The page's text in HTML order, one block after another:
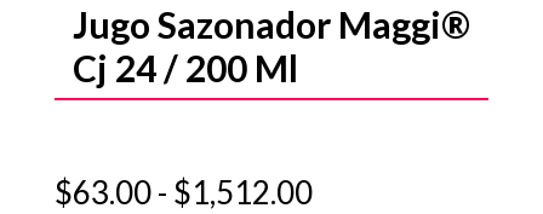
Jugo Sazonador Maggi®
Cj 24 / 200 Ml
$63.00- $1,512.00Rango